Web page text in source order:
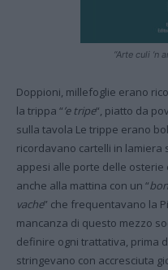
“Arte culi ‘n
Doppioni, millefoglie erano
la trippa “’e tripe“, piatto da
sulla tavola Le trippe erano
ricordavano cartelli in lamiera
appesi alle porte delle
anche alla mattina con un “
vache” che frequentavano la
mancanza di questo mezzo
definire ogni trattativa, prima
stringevano con accresciuta